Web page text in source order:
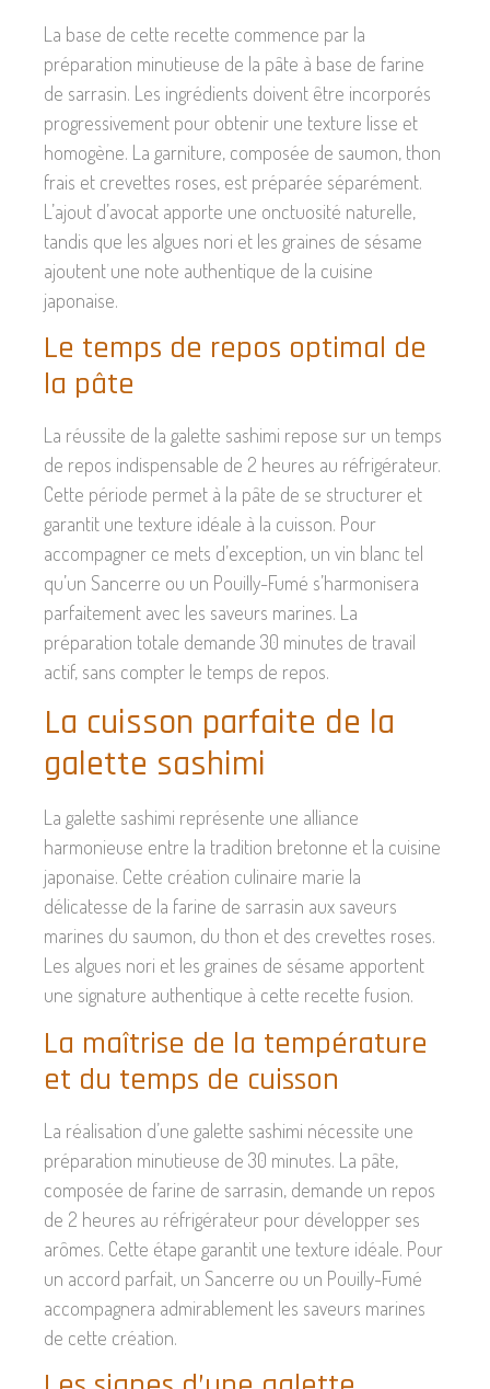
La base de cette recette commence par la
préparation minutieuse de la pâte à base de farine
de sarrasin. Les ingrédients doivent être incorporés
progressivement pour obtenir une texture lisse et
homogène. La garniture, composée de saumon, thon
frais et crevettes roses, est préparée séparément.
L’ajout d’avocat apporte une onctuosité naturelle,
tandis que les algues nori et les graines de sésame
ajoutent une note authentique de la cuisine
japonaise.
Le temps de repos optimal de
la pâte
La réussite de la galette sashimi repose sur un temps
de repos indispensable de 2 heures au réfrigérateur.
Cette période permet à la pâte de se structurer et
garantit une texture idéale à la cuisson. Pour
accompagner ce mets d’exception, un vin blanc tel
qu’un Sancerre ou un Pouilly-Fumé s’harmonisera
parfaitement avec les saveurs marines. La
préparation totale demande 30 minutes de travail
actif, sans compter le temps de repos.
La cuisson parfaite de la
galette sashimi
La galette sashimi représente une alliance
harmonieuse entre la tradition bretonne et la cuisine
japonaise. Cette création culinaire marie la
délicatesse de la farine de sarrasin aux saveurs
marines du saumon, du thon et des crevettes roses.
Les algues nori et les graines de sésame apportent
une signature authentique à cette recette fusion.
La maîtrise de la température
et du temps de cuisson
La réalisation d’une galette sashimi nécessite une
préparation minutieuse de 30 minutes. La pâte,
composée de farine de sarrasin, demande un repos
de 2 heures au réfrigérateur pour développer ses
arômes. Cette étape garantit une texture idéale. Pour
un accord parfait, un Sancerre ou un Pouilly-Fumé
accompagnera admirablement les saveurs marines
de cette création.